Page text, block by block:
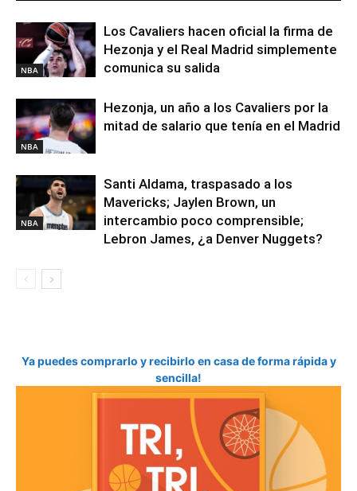
NBA
Los Cavaliers hacen oficial la firma de
Hezonja y el Real Madrid simplemente
comunica su salida
NBA
Hezonja, un año a los Cavaliers por la
mitad de salario que tenía en el Madrid
NBA
Santi Aldama, traspasado a los
Mavericks; Jaylen Brown, un
intercambio poco comprensible;
Lebron James, ¿a Denver Nuggets?
Ya puedes comprarlo y recibirlo en casa de forma rápida y
sencilla!